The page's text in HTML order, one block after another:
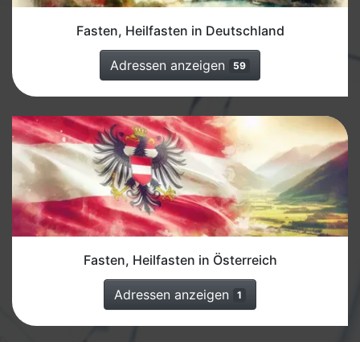
Fasten, Heilfasten in Deutschland
Adressen anzeigen 59
Fasten, Heilfasten in Österreich
Adressen anzeigen 1